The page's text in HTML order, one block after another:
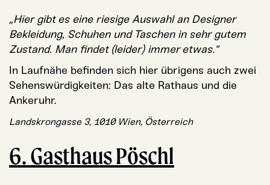
„Hier gibt es eine rie­si­ge Aus­wahl an Desi­gner
Beklei­dung, Schu­hen und Taschen in sehr gutem
Zustand. Man fin­det (lei­der) immer etwas.“
In Lauf­nä­he befin­den sich hier übri­gens auch zwei
Sehens­wür­dig­kei­ten: Das alte Rat­haus und die
Ankeruhr.
Lands­kron­gas­se 3, 1010 Wien, Österreich
6. Gasthaus Pöschl